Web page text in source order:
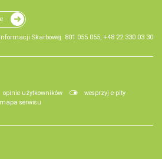
Skarbowej: 801 055 055, +48 22 330 03 30
opinie użytkowników
wesprzyj e-pity
mapa serwisu